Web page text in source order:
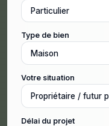
Type de bien
Votre situation
Délai du projet